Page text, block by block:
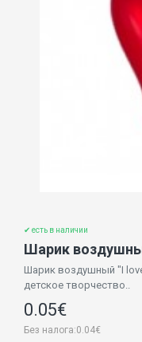
✔ есть в наличии
Шарик воздушный "I
детское творчество..
0.05€
Без налога:0.04€